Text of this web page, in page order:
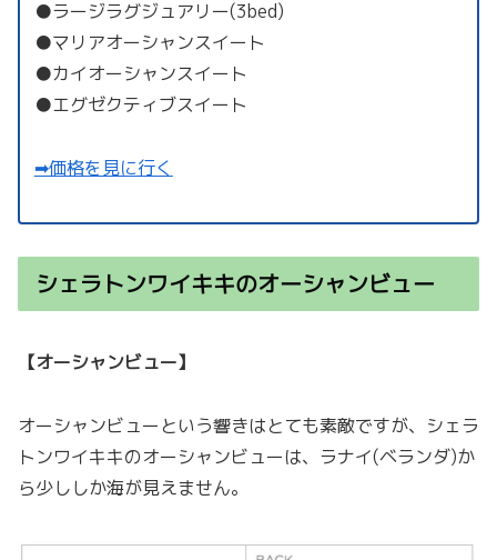
●ラージラグジュアリー(3bed)
●マリアオーシャンスイート
●カイオーシャンスイート
●エグゼクティブスイート
➡︎価格を見に行く
シェラトンワイキキのオーシャンビュー
【オーシャンビュー】
オーシャンビューという響きはとても素敵ですが、シェラ
トンワイキキのオーシャンビューは、ラナイ(ベランダ)か
ら少ししか海が見えません。